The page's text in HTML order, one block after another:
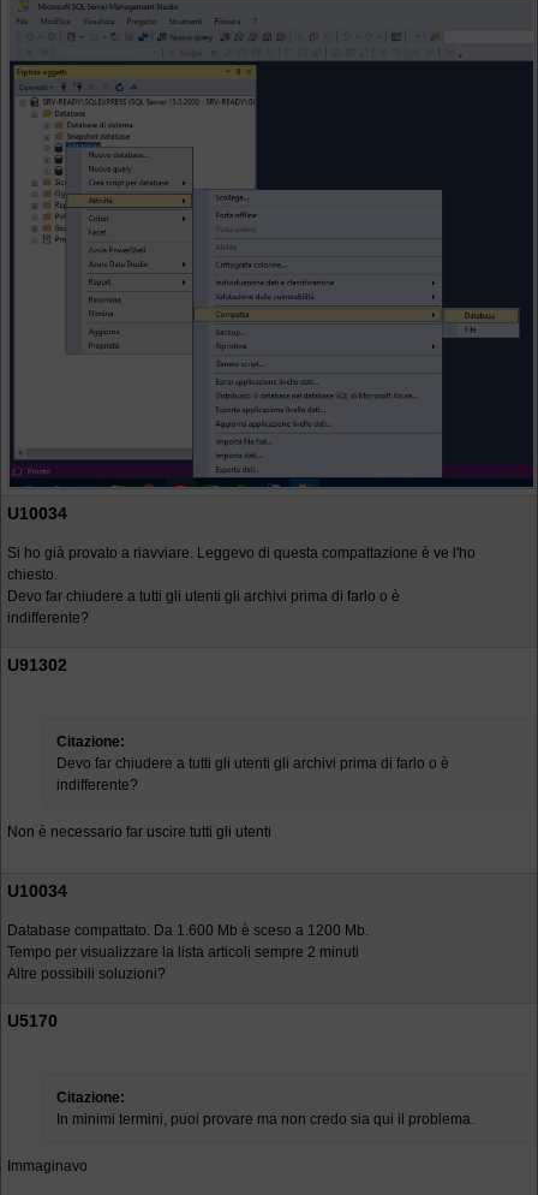
U10034
Si ho già provato a riavviare. Leggevo di questa compattazione è ve l'ho
chiesto.
Devo far chiudere a tutti gli utenti gli archivi prima di farlo o è
indifferente?
U91302
Citazione:
Devo far chiudere a tutti gli utenti gli archivi prima di farlo o è
indifferente?
Non è necessario far uscire tutti gli utenti
U10034
Database compattato. Da 1.600 Mb è sceso a 1200 Mb.
Tempo per visualizzare la lista articoli sempre 2 minuti
Altre possibili soluzioni?
U5170
Citazione:
In minimi termini, puoi provare ma non credo sia qui il problema.
Immaginavo